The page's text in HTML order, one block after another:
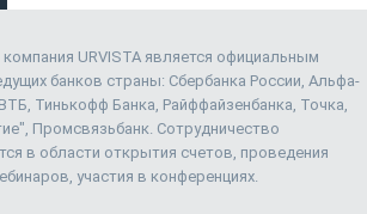
URVISTA является официальным
банков страны: Сбербанка России, Альфа-
Тинькофф Банка, Райффайзенбанка, Точка,
Промсвязьбанк. Сотрудничество
в области открытия счетов, проведения
участия в конференциях.